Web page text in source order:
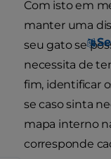
Com isto em
manter uma
seu gato se
necessita de
fim, identificar
se caso sinta
mapa interno
corresponde